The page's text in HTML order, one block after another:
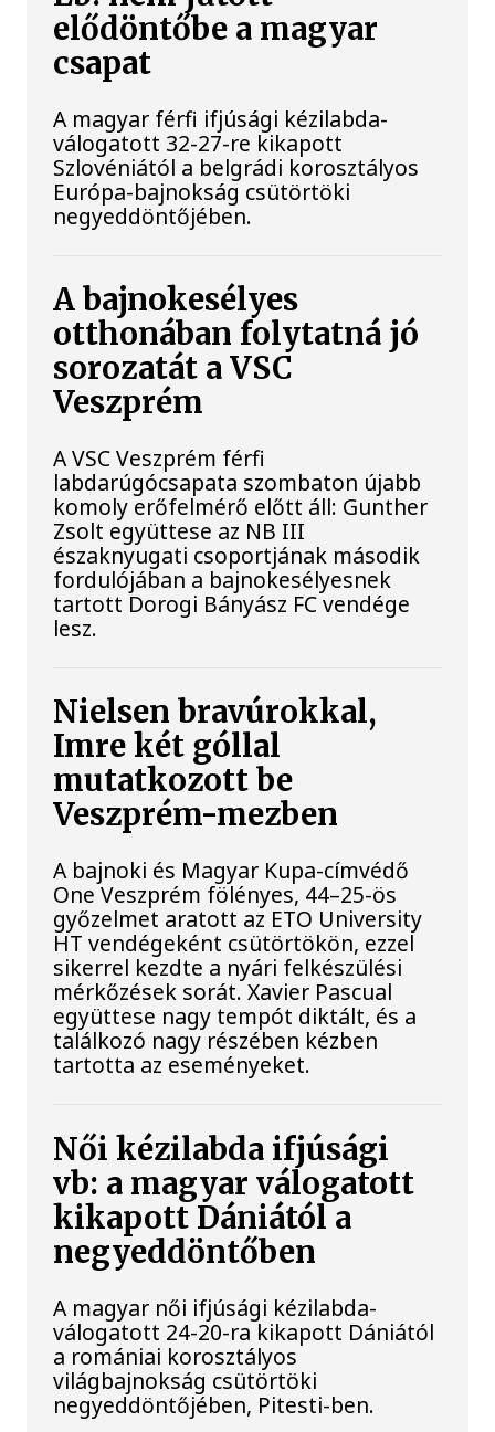
elődöntőbe a magyar
csapat
A magyar férfi ifjúsági kézilabda-
válogatott 32-27-re kikapott
Szlovéniától a belgrádi korosztályos
Európa-bajnokság csütörtöki
negyeddöntőjében.
A bajnokesélyes
otthonában folytatná jó
sorozatát a VSC
Veszprém
A VSC Veszprém férfi
labdarúgócsapata szombaton újabb
komoly erőfelmérő előtt áll: Gunther
Zsolt együttese az NB III
északnyugati csoportjának második
fordulójában a bajnokesélyesnek
tartott Dorogi Bányász FC vendége
lesz.
Nielsen bravúrokkal,
Imre két góllal
mutatkozott be
Veszprém-mezben
A bajnoki és Magyar Kupa-címvédő
One Veszprém fölényes, 44–25-ös
győzelmet aratott az ETO University
HT vendégeként csütörtökön, ezzel
sikerrel kezdte a nyári felkészülési
mérkőzések sorát. Xavier Pascual
együttese nagy tempót diktált, és a
találkozó nagy részében kézben
tartotta az eseményeket.
Női kézilabda ifjúsági
vb: a magyar válogatott
kikapott Dániától a
negyeddöntőben
A magyar női ifjúsági kézilabda-
válogatott 24-20-ra kikapott Dániától
a romániai korosztályos
világbajnokság csütörtöki
negyeddöntőjében, Pitesti-ben.